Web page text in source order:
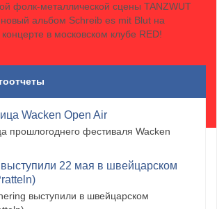
фолк-металлической сцены TANZWUT
новый альбом Schreib es mit Blut на
в московском клубе RED!
Wacken Open Air
прошлогоднего фестиваля Wacken
22 мая в швейцарском
выступили в швейцарском